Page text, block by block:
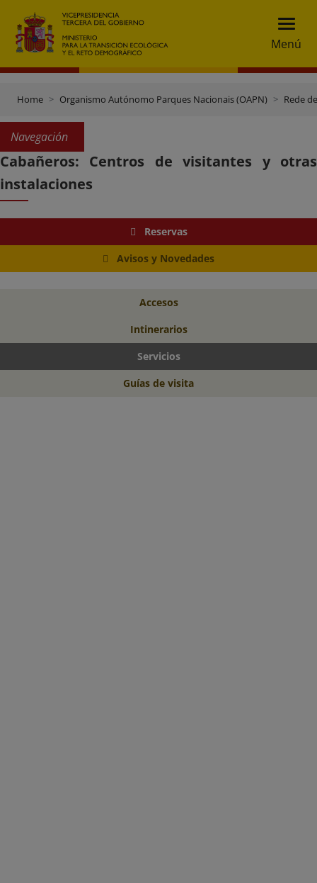
Menú
Home Organismo Autónomo Parques Nacionais (OAPN) Rede
Navegación
Cabañeros: Centros de visitantes y otras
instalaciones
Reservas
Avisos y Novedades
Accesos
Intinerarios
Servicios
Guías de visita